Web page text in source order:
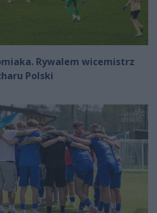
Rywalem wicemistrz
Polski